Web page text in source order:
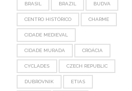
BRASIL BRAZIL BUDVA
CENTRO HISTÓRICO CHARME
CIDADE MEDIEVAL
CIDADE MURADA CROÁCIA
CYCLADES CZECH REPUBLIC
DUBROVNIK ETIAS